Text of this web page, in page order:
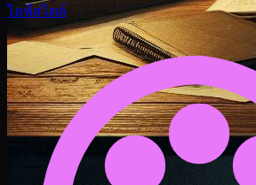
ไลฟ์สไตล์